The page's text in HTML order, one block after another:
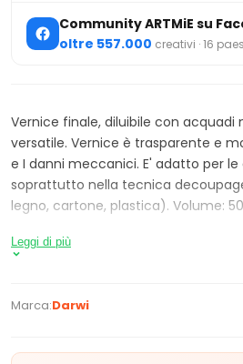
Community ARTMiE su
oltre 557.000 creativi · 16
Vernice finale, diluibile con acquadi
versatile. Vernice è trasparente e
e I danni meccanici. E' adatto per le
soprattutto nella tecnica
legno, cartone, plastica). Volume:
Leggi di più
Marca:Darwi